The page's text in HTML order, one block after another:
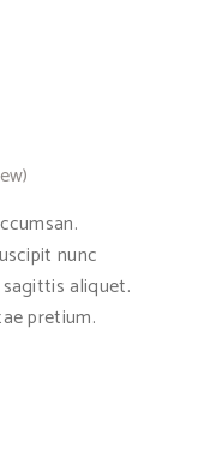
nunc
aliquet.
pretium.